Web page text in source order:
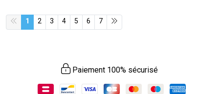
1 2 3 4 5 6 7
Paiement 100% sécurisé